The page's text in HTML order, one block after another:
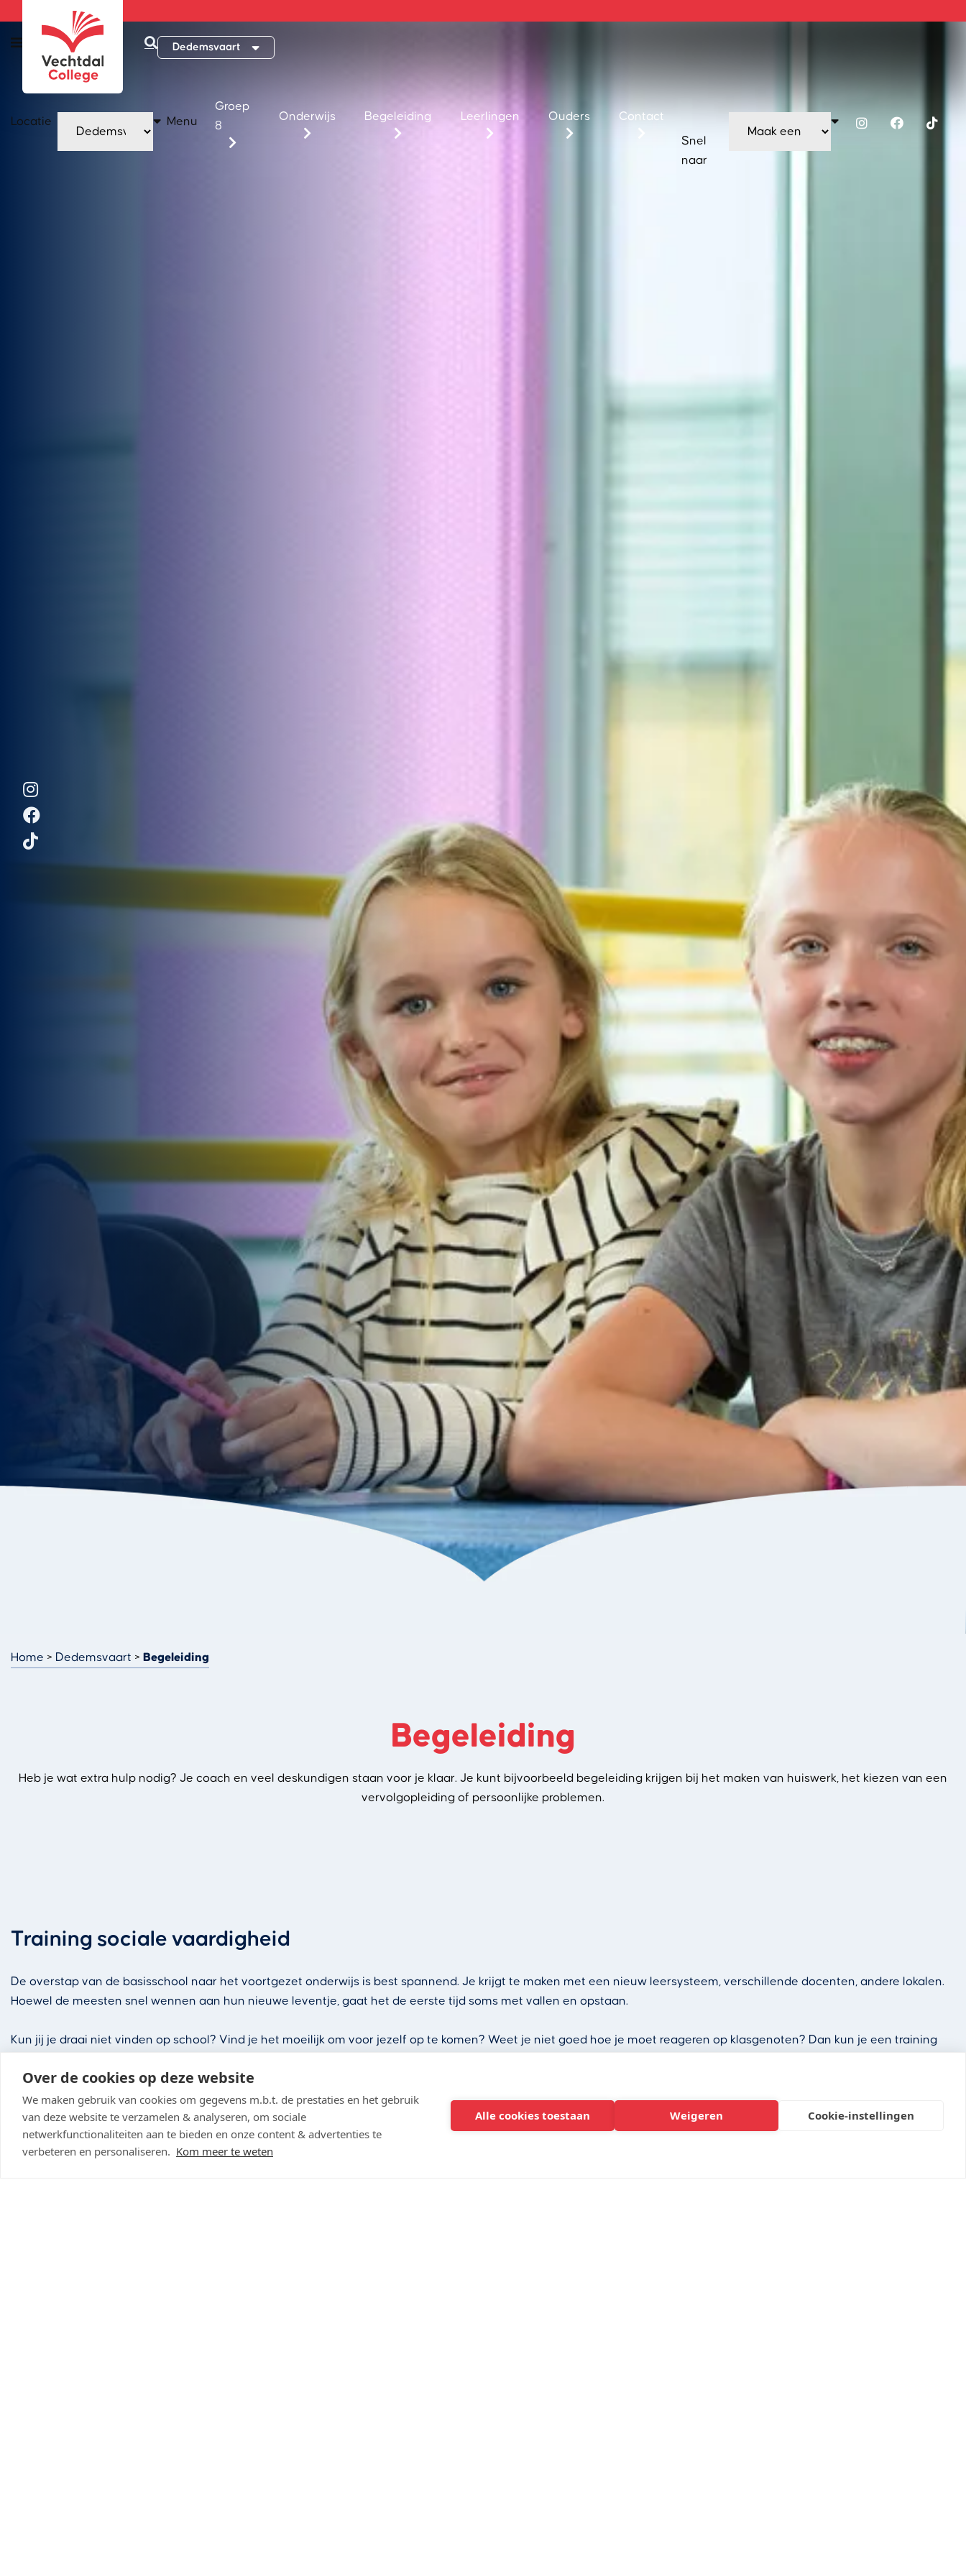
Over de cookies op deze website
We maken gebruik van cookies om gegevens m.b.t. de prestaties en het gebruik
van deze website te verzamelen & analyseren, om sociale
netwerkfunctionaliteiten aan te bieden en onze content & advertenties te
verbeteren en personaliseren. Kom meer te weten
Alle cookies toestaan Weigeren Cookie-instellingen
Dedemsvaart
Locatie Menu
Groep
8
Onderwijs Begeleiding Leerlingen Ouders
Contact
Snel
naar
Home Dedemsvaart Begeleiding
Begeleiding
Heb je wat extra hulp nodig? Je coach en veel deskundigen staan voor je klaar. Je kunt bijvoorbeeld begeleiding krijgen bij het maken van huiswerk, het kiezen van een
vervolgopleiding of persoonlijke problemen.
Training sociale vaardigheid
De overstap van de basisschool naar het voortgezet onderwijs is best spannend. Je krijgt te maken met een nieuw leersysteem, verschillende docenten, andere lokalen.
Hoewel de meesten snel wennen aan hun nieuwe leventje, gaat het de eerste tijd soms met vallen en opstaan.
Kun jij je draai niet vinden op school? Vind je het moeilijk om voor jezelf op te komen? Weet je niet goed hoe je moet reageren op klasgenoten? Dan kun je een training
zo’n training! Je kunt je aanmelden via je coach.